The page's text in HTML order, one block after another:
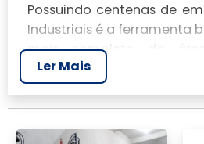
Possuindo centenas de
Industriais é a ferramenta
mais completo da área
realizar um orçamento
plástico preço, clique
anuciantes a seguir:
Ler Mais